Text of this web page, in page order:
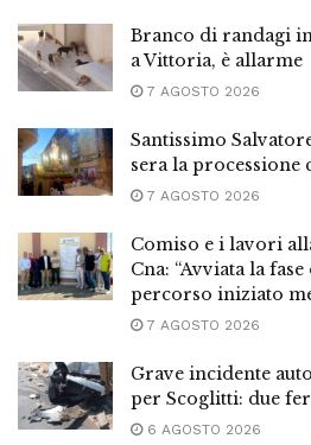
Branco di randagi in
a Vittoria, è allarme
7 AGOSTO 2026
Santissimo
sera la
7 AGOSTO 2026
Comiso e i lavori
Cna: “Avviata la
percorso iniziato
7 AGOSTO 2026
Grave incidente
per Scoglitti: due
6 AGOSTO 2026